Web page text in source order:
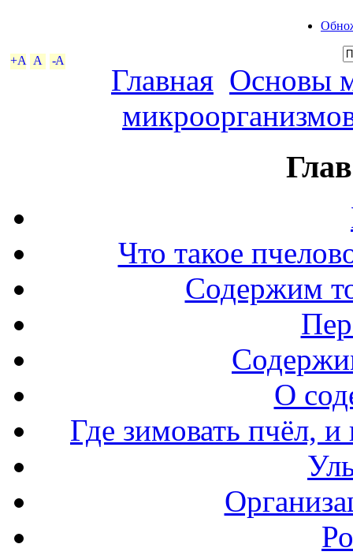
+A A -A
Главная Основы
Что такое
Содержим
О
Где зимовать пчёл,